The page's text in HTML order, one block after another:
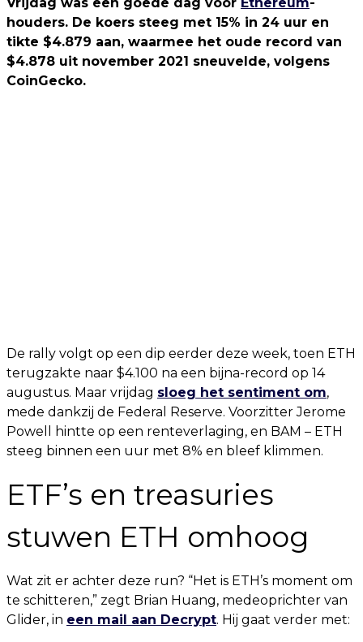
houders. De koers steeg met 15% in 24 uur en
tikte $4.879 aan, waarmee het oude record van
$4.878 uit november 2021 sneuvelde, volgens
CoinGecko.
De rally volgt op een dip eerder deze week, toen ETH
terugzakte naar $4.100 na een bijna-record op 14
augustus. Maar vrijdag sloeg het sentiment om,
mede dankzij de Federal Reserve. Voorzitter Jerome
Powell hintte op een renteverlaging, en BAM – ETH
steeg binnen een uur met 8% en bleef klimmen.
ETF’s en treasuries
stuwen ETH omhoog
Wat zit er achter deze run? “Het is ETH’s moment om
te schitteren,” zegt Brian Huang, medeoprichter van
Glider, in een mail aan Decrypt. Hij gaat verder met: